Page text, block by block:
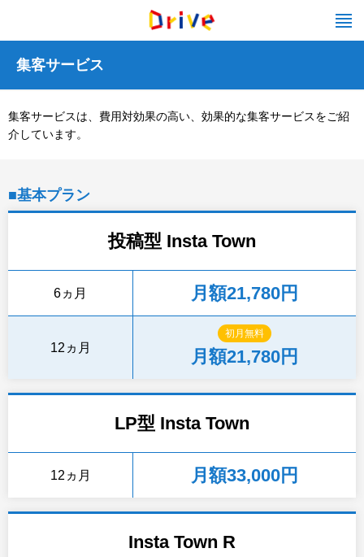
集客サービス
集客サービスは、費用対効果の高い、効果的な集客サービスをご紹
介しています。
■基本プラン
投稿型 Insta Town
6ヵ月 月額21,780円
12ヵ月
初月無料
月額21,780円
LP型 Insta Town
12ヵ月 月額33,000円
Insta Town R